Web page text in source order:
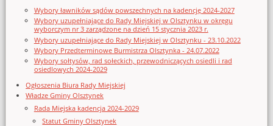
Wybory ławników sądów powszechnych na kadencję 2024-2027
Wybory uzupełniające do Rady Miejskiej w Olsztynku w okręgu
wyborczym nr 3 zarządzone na dzień 15 stycznia 2023 r.
Wybory uzupełniające do Rady Miejskiej w Olsztynku - 23.10.2022
Wybory Przedterminowe Burmistrza Olsztynka - 24.07.2022
Wybory sołtysów, rad sołeckich, przewodniczących osiedli i rad
osiedlowych 2024-2029
Ogłoszenia Biura Rady Miejskiej
Władze Gminy Olsztynek
Rada Miejska kadencja 2024-2029
Statut Gminy Olsztynek